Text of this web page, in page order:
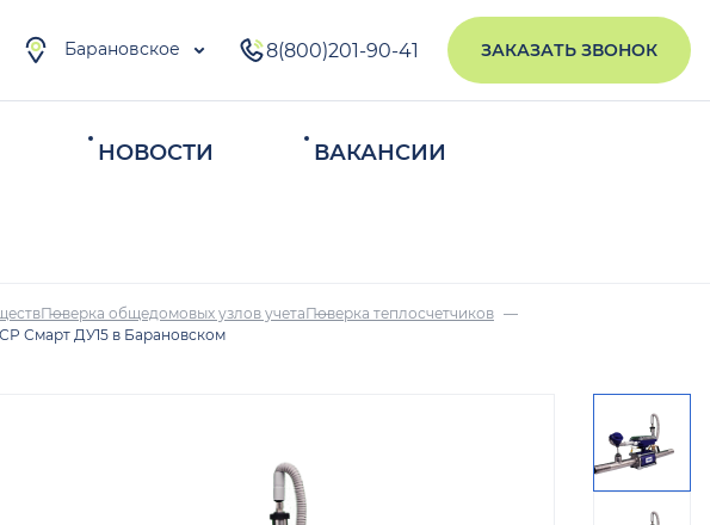
Барановское 8(800)201-90-41 ЗАКАЗАТЬ ЗВОНОК
НОВОСТИ ВАКАНСИИ
Поверка общедомовых узлов учетаПоверка теплосчетчиков
Смарт ДУ15 в Барановском